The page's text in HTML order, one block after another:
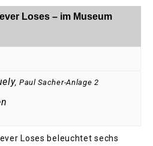
Loses – im Museum
, Paul Sacher-Anlage 2
Loses beleuchtet sechs